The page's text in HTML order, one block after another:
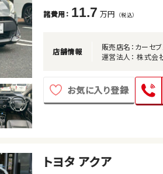
諸費用： 11.7 万円 （税込）
店舗情報
販売店名：カーセ
運営法人： 株式会
お気に入り登録
トヨタ アクア